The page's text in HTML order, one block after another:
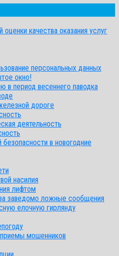
качества оказания услуг
персональных данных
окно!
в период весеннего паводка
дороге
деятельность
в новогодние
насилия
лифтом
заведомо ложные сообщения
елочную гирлянду
мошенников